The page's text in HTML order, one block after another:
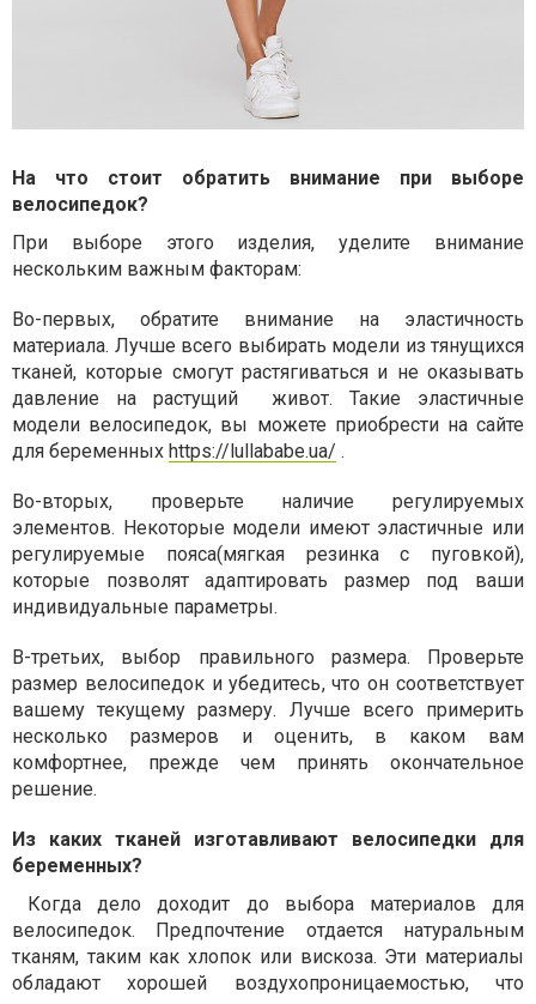
На что стоит обратить внимание при выборе
велосипедок?
При выборе этого изделия, уделите внимание
нескольким важным факторам:
Во-первых, обратите внимание на эластичность
материала. Лучше всего выбирать модели из тянущихся
тканей, которые смогут растягиваться и не оказывать
давление на растущий
живот. Такие эластичные
модели велосипедок, вы можете приобрести на сайте
для беременных https://lullababe.ua/ .
Во-вторых, проверьте наличие регулируемых
элементов. Некоторые модели имеют эластичные или
регулируемые пояса(мягкая резинка с пуговкой),
которые позволят адаптировать размер под ваши
индивидуальные параметры.
В-третьих, выбор правильного размера. Проверьте
размер велосипедок и убедитесь, что он соответствует
вашему текущему размеру. Лучше всего примерить
несколько размеров и оценить, в каком вам
комфортнее, прежде чем принять окончательное
решение.
Из каких тканей изготавливают велосипедки для
беременных?
Когда дело доходит до выбора материалов для
велосипедок. Предпочтение отдается натуральным
тканям, таким как хлопок или вискоза. Эти материалы
обладают хорошей воздухопроницаемостью, что